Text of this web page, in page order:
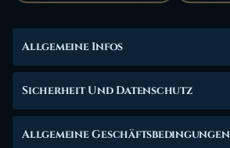
Allgemeine Infos
Sicherheit Und Datenschutz
Allgemeine Geschäftsbedingungen